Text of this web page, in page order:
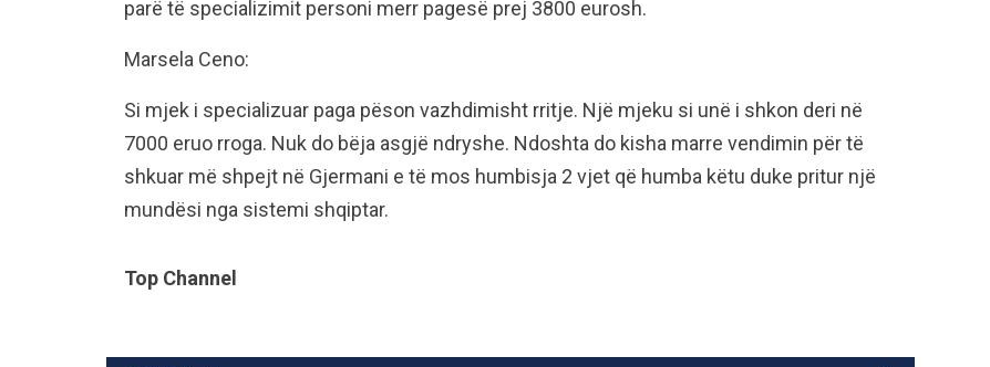
parë të specializimit personi merr pagesë prej 3800 eurosh.
Marsela Ceno:
Si mjek i specializuar paga pëson vazhdimisht rritje. Një mjeku si unë i shkon deri në
7000 eruo rroga. Nuk do bëja asgjë ndryshe. Ndoshta do kisha marre vendimin për të
shkuar më shpejt në Gjermani e të mos humbisja 2 vjet që humba këtu duke pritur një
mundësi nga sistemi shqiptar.
Top Channel